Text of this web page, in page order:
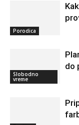
Porodica
Slobodno
vreme
do